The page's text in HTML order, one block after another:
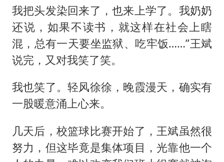
我把头发染回来了，也来上学了。我奶奶
还说，如果不读书，就这样在社会上瞎
混，总有一天要坐监狱、吃牢饭……”王斌
说完，又对我笑了笑。
我也笑了。轻风徐徐，晚霞漫天，确实有
一股暖意涌上心来。
几天后，校篮球比赛开始了，王斌虽然很
努力，但这毕竟是集体项目，光靠他一个